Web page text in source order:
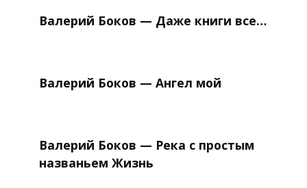
Валерий Боков — Даже книги все…
Валерий Боков — Ангел мой
Валерий Боков — Река с простым
названьем Жизнь